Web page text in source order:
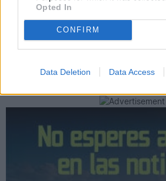
Opted In
CONFIRM
Data Deletion Data Access